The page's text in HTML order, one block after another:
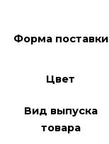
Форма поставки
Цвет
Вид выпуска
товара